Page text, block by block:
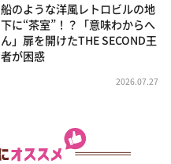
船のような洋風レトロビルの地
下に“茶室”！？「意味わからへ
ん」扉を開けたTHE SECOND王
者が困惑
2026.07.27